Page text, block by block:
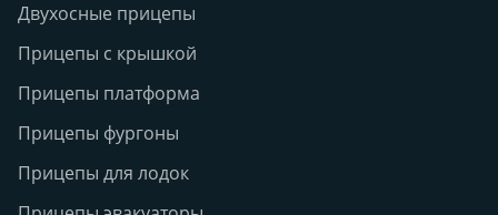
Двухосные прицепы
Прицепы с крышкой
Прицепы платформа
Прицепы фургоны
Прицепы для лодок